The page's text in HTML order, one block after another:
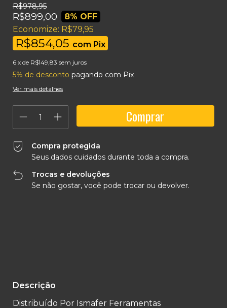
R$978,95
R$899,00 8% OFF
Economize: R$79,95
R$854,05 com Pix
6 x de R$149,83 sem juros
5% de desconto pagando com Pix
Ver mais detalhes
Compra protegida
Seus dados cuidados durante toda a compra.
Trocas e devoluções
Se não gostar, você pode trocar ou devolver.
Descrição
Distribuído Por Ismafer Ferramentas